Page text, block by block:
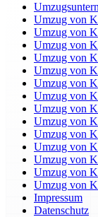
Umzug von
Umzug von
Umzug von
Umzug von
Umzug von
Umzug von
Umzug von
Umzug von
Umzug von
Umzug von
Umzug von
Umzug von
Umzug von
Umzug von
Impressum
Datenschutz